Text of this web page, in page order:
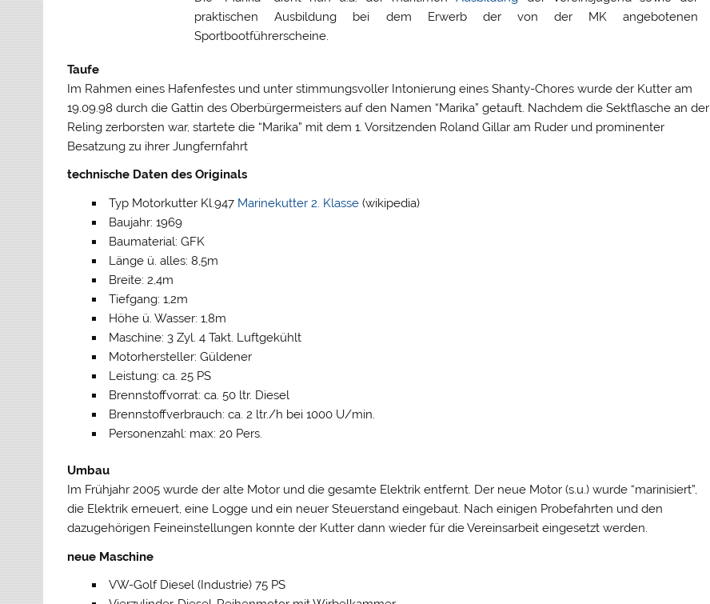
praktischen Ausbildung bei dem Erwerb der von der MK angebotenen
Sportbootführerscheine.
Taufe
Im Rahmen eines Hafenfestes und unter stimmungsvoller Intonierung eines Shanty-Chores wurde der Kutter am
19.09.98 durch die Gattin des Oberbürgermeisters auf den Namen “Marika” getauft. Nachdem die Sektflasche an der
Reling zerborsten war, startete die “Marika” mit dem 1. Vorsitzenden Roland Gillar am Ruder und prominenter
Besatzung zu ihrer Jungfernfahrt
technische Daten des Originals
Typ Motorkutter Kl.947 Marinekutter 2. Klasse(wikipedia)
Baujahr: 1969
Baumaterial: GFK
Länge ü. alles: 8,5m
Breite: 2,4m
Tiefgang: 1,2m
Höhe ü. Wasser: 1,8m
Maschine: 3 Zyl. 4 Takt. Luftgekühlt
Motorhersteller: Güldener
Leistung: ca. 25 PS
Brennstoffvorrat: ca. 50 ltr. Diesel
Brennstoffverbrauch: ca. 2 ltr./h bei 1000 U/min.
Personenzahl: max: 20 Pers.
Umbau
Im Frühjahr 2005 wurde der alte Motor und die gesamte Elektrik entfernt. Der neue Motor (s.u.) wurde “marinisiert”,
die Elektrik erneuert, eine Logge und ein neuer Steuerstand eingebaut. Nach einigen Probefahrten und den
dazugehörigen Feineinstellungen konnte der Kutter dann wieder für die Vereinsarbeit eingesetzt werden.
neue Maschine
VW-Golf Diesel (Industrie) 75 PS